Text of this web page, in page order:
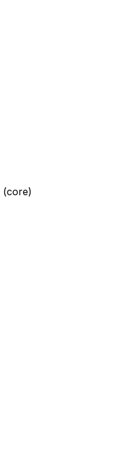
(core)